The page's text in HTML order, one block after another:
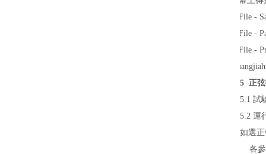
選File -
選File -
選File -
5 正弦
5.1 試
5.2 運
如選
各參